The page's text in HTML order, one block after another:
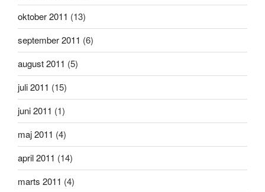
oktober 2011 (13)
september 2011 (6)
august 2011 (5)
juli 2011 (15)
juni 2011 (1)
maj 2011 (4)
april 2011 (14)
marts 2011 (4)